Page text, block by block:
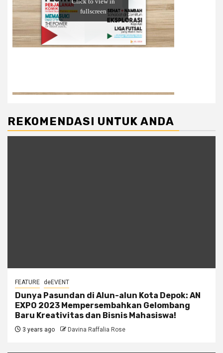
REKOMENDASI UNTUK ANDA
FEATURE deEVENT
Dunya Pasundan di Alun-alun Kota Depok: AN
EXPO 2023 Mempersembahkan Gelombang
Baru Kreativitas dan Bisnis Mahasiswa!
3 years ago Davina Raffalia Rose